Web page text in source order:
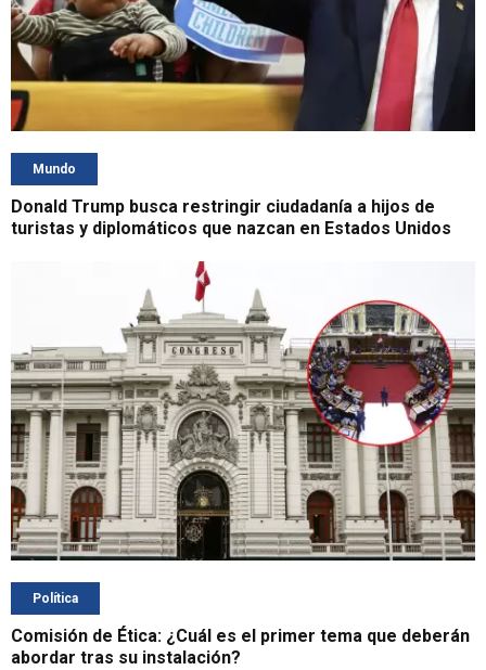
Mundo
Donald Trump busca restringir ciudadanía a hijos de
turistas y diplomáticos que nazcan en Estados Unidos
Política
Comisión de Ética: ¿Cuál es el primer tema que deberán
abordar tras su instalación?